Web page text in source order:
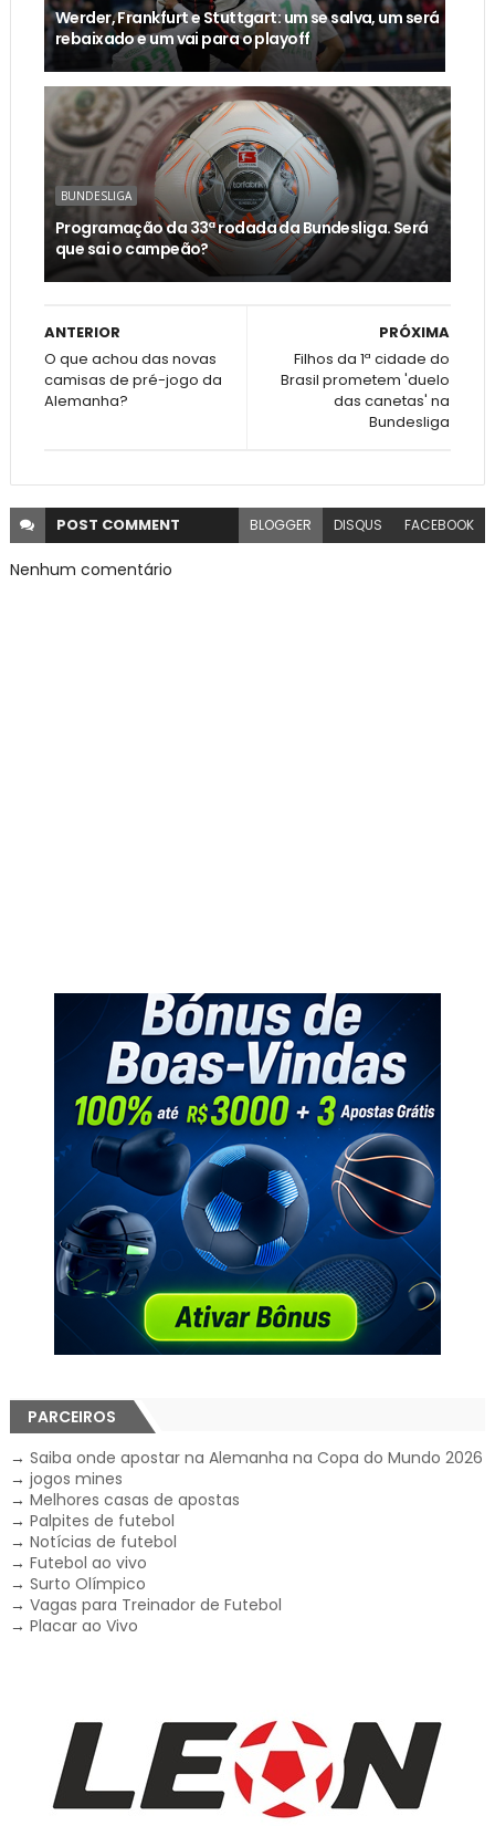
Werder, Frankfurt e Stuttgart: um se salva, um será
rebaixado e um vai para o playoff
BUNDESLIGA
Programação da 33ª rodada da Bundesliga. Será
que sai o campeão?
PRÓXIMA
Filhos da 1ª cidade do
Brasil prometem 'duelo
das canetas' na
Bundesliga
ANTERIOR
O que achou das novas
camisas de pré-jogo da
Alemanha?
POST COMMENT BLOGGER DISQUS FACEBOOK
Nenhum comentário
PARCEIROS
→ Saiba onde apostar na Alemanha na Copa do Mundo 2026
→ jogos mines
→ Melhores casas de apostas
→ Palpites de futebol
→ Notícias de futebol
→ Futebol ao vivo
→ Surto Olímpico
→ Vagas para Treinador de Futebol
→ Placar ao Vivo